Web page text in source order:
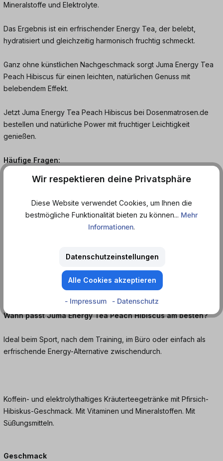
Mineralstoffe und Elektrolyte.
Das Ergebnis ist ein erfrischender Energy Tea, der belebt,
hydratisiert und gleichzeitig harmonisch fruchtig schmeckt.
Ganz ohne künstlichen Nachgeschmack sorgt Juma Energy Tea
Peach Hibiscus für einen leichten, natürlichen Genuss mit
belebendem Effekt.
Jetzt Juma Energy Tea Peach Hibiscus bei Dosenmatrosen.de
bestellen und natürliche Power mit fruchtiger Leichtigkeit
genießen.
Häufige Fragen:
Wie schmeckt Juma Energy Tea Peach Hibiscus?
Er schmeckt fruchtig, leicht blumig und angenehm süß mit
harmonischer Kombination aus Pfirsich und Hibiskus.
Mineralstoffe und liefert so natürliche Energie ohne aufdringliche
Wann passt Juma Energy Tea Peach Hibiscus am besten?
Ideal beim Sport, nach dem Training, im Büro oder einfach als
erfrischende Energy-Alternative zwischendurch.
Koffein- und elektrolythaltiges Kräuterteegetränke mit Pfirsich-
Hibiskus-Geschmack. Mit Vitaminen und Mineralstoffen. Mit
Süßungsmitteln.
Geschmack
Wir respektieren deine Privatsphäre
Diese Website verwendet Cookies, um Ihnen die
bestmögliche Funktionalität bieten zu können... Mehr
Informationen.
Datenschutzeinstellungen
Alle Cookies akzeptieren
- Impressum - Datenschutz